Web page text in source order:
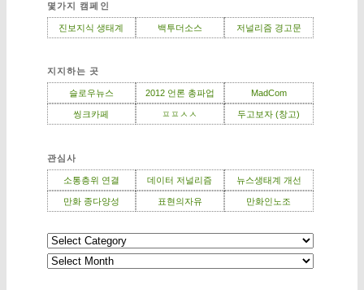
몇가지 캠페인
진보지식 생태계 백투더소스 저널리즘 경고문
지지하는 곳
슬로우뉴스 2012 언론 총파업 MadCom
씽크카페 ㅍㅍㅅㅅ 두고보자 (창고)
관심사
소통층위 연결 데이터 저널리즘 뉴스생태계 개선
만화 종다양성 표현의자유 만화인노조